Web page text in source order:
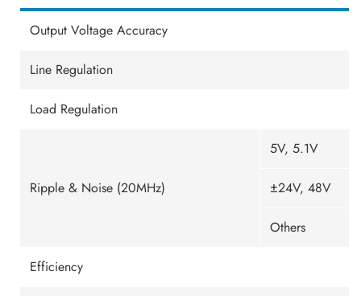
Output Voltage Accuracy
Line Regulation
Load Regulation
Ripple & Noise (20MHz)
5V, 5.1V
±24V, 48V
Others
Efficiency